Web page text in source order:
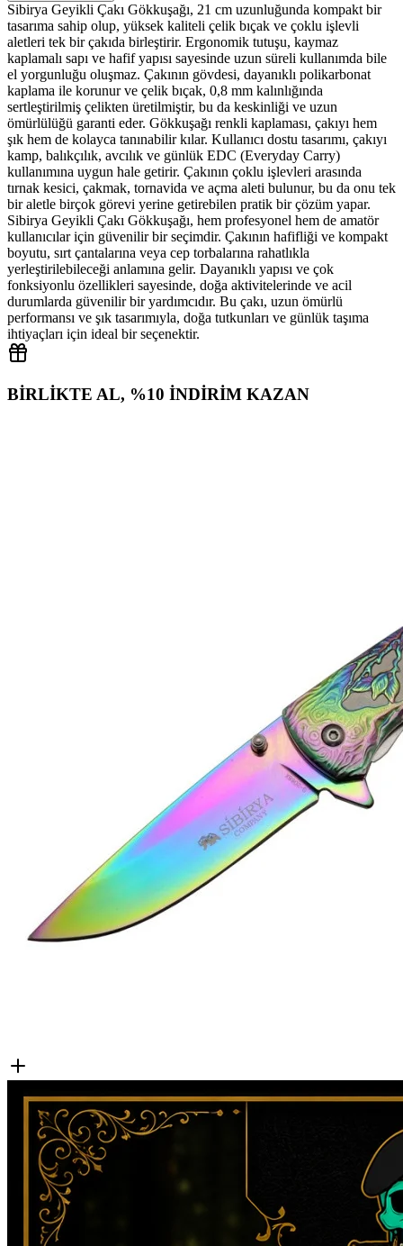
Sibirya Geyikli Çakı Gökkuşağı, 21 cm uzunluğunda kompakt bir
tasarıma sahip olup, yüksek kaliteli çelik bıçak ve çoklu işlevli
aletleri tek bir çakıda birleştirir. Ergonomik tutuşu, kaymaz
kaplamalı sapı ve hafif yapısı sayesinde uzun süreli kullanımda bile
el yorgunluğu oluşmaz. Çakının gövdesi, dayanıklı polikarbonat
kaplama ile korunur ve çelik bıçak, 0,8 mm kalınlığında
sertleştirilmiş çelikten üretilmiştir, bu da keskinliği ve uzun
ömürlülüğü garanti eder. Gökkuşağı renkli kaplaması, çakıyı hem
şık hem de kolayca tanınabilir kılar. Kullanıcı dostu tasarımı, çakıyı
kamp, balıkçılık, avcılık ve günlük EDC (Everyday Carry)
kullanımına uygun hale getirir. Çakının çoklu işlevleri arasında
tırnak kesici, çakmak, tornavida ve açma aleti bulunur, bu da onu tek
bir aletle birçok görevi yerine getirebilen pratik bir çözüm yapar.
Sibirya Geyikli Çakı Gökkuşağı, hem profesyonel hem de amatör
kullanıcılar için güvenilir bir seçimdir. Çakının hafifliği ve kompakt
boyutu, sırt çantalarına veya cep torbalarına rahatlıkla
yerleştirilebileceği anlamına gelir. Dayanıklı yapısı ve çok
fonksiyonlu özellikleri sayesinde, doğa aktivitelerinde ve acil
durumlarda güvenilir bir yardımcıdır. Bu çakı, uzun ömürlü
performansı ve şık tasarımıyla, doğa tutkunları ve günlük taşıma
ihtiyaçları için ideal bir seçenektir.
BİRLİKTE AL, %10 İNDİRİM KAZAN